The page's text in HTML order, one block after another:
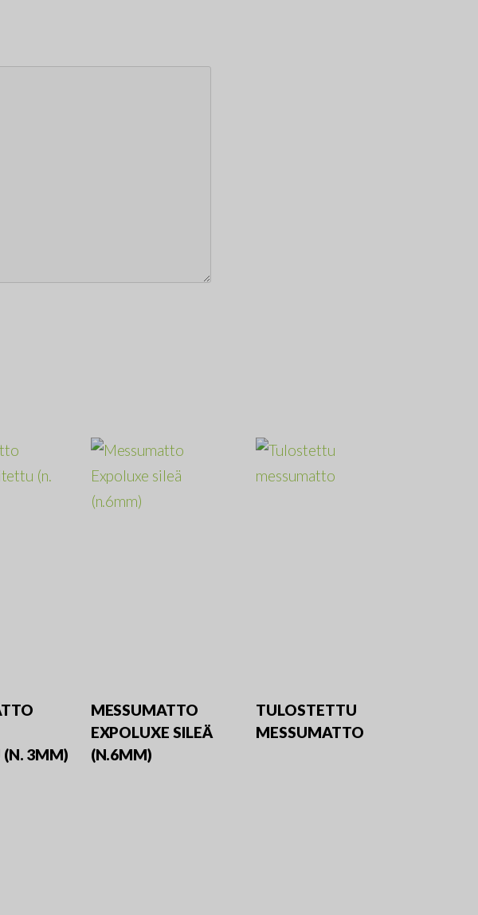
(N. 3MM)
MESSUMATTO
EXPOLUXE SILEÄ
(N.6MM)
TULOSTETTU
MESSUMATTO